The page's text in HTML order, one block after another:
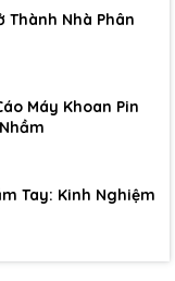
Thành Nhà Phân
Máy Khoan Pin
Tay: Kinh Nghiệm